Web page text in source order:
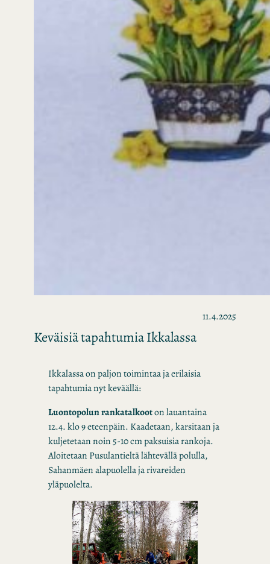
11.4.2025
Keväisiä tapahtumia Ikkalassa
Ikkalassa on paljon toimintaa ja erilaisia
tapahtumia nyt keväällä:
Luontopolun rankatalkooton lauantaina
12.4. klo 9 eteenpäin. Kaadetaan, karsitaan ja
kuljetetaan noin 5-10 cm paksuisia rankoja.
Aloitetaan Pusulantieltä lähtevällä polulla,
Sahanmäen alapuolella ja rivareiden
yläpuolelta.